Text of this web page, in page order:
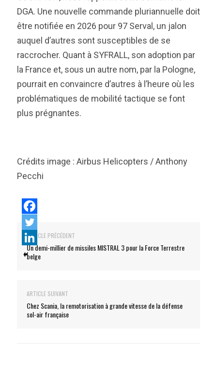
DGA. Une nouvelle commande pluriannuelle doit
être notifiée en 2026 pour 97 Serval, un jalon
auquel d’autres sont susceptibles de se
raccrocher. Quant à SYFRALL, son adoption par
la France et, sous un autre nom, par la Pologne,
pourrait en convaincre d’autres à l’heure où les
problématiques de mobilité tactique se font
plus prégnantes.
Crédits image : Airbus Helicopters / Anthony
Pecchi
ARTICLE PRÉCÉDENT
Un demi-millier de missiles MISTRAL 3 pour la Force Terrestre
belge
ARTICLE SUIVANT
Chez Scania, la remotorisation à grande vitesse de la défense
sol-air française